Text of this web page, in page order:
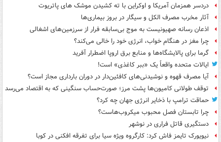
دردسر همزمان آمریکا و اوکراین با ته کشیدن موشک های پاتریوت
آثار مخرب مصرف الکل و سیگار در بروز بیماری‌ها
اذعان رسانه صهیونیست به موج بی‌سابقه فرار از سرزمین‌های اشغالی
چرا مغز در هنگام خواب، انرژی خود را خالی می‌کند؟
گرما برای پالایشگاه‌ها و منابع برق اروپا اضطرار آفرید
ایالات متحده واقعاً یک «ببر کاغذی» است!
آیا مصرف قهوه و نوشیدنی‌های کافئین‌دار در دوران بارداری مجاز است؟
توقف طولانی کامیون‌ها پشت مرز؛ صورت‌حساب سنگینی که به اقتصاد می‌رسد
حماقت ترامپ با ذخایر انرژی جهان چه کرد؟
چرا تابستان فصل محبوب میکروب‌هاست؟
دستگیری قاتل فراری در نوشهر
نیویورک تایمز فاش کرد: کارگروه ویژه سیا برای تفرقه افکنی در کوبا